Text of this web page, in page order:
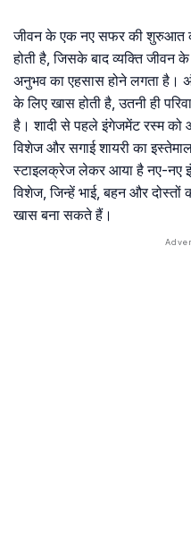
जीवन के एक नए सफर की शुरुआत
होती है, जिसके बाद व्यक्ति
अनुभव का एहसास होने लगता है।
के लिए खास होती है, उतनी ही
है। शादी से पहले इंगेजमेंट रस्म
विशेज और सगाई शायरी का
स्टाइलक्रेज लेकर आया है नए-नए
विशेज, जिन्हें भाई, बहन और
खास बना सकते हैं।